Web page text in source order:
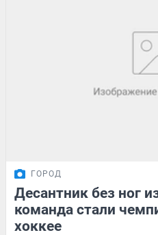
ГОРОД
Десантник без ног
команда стали
хоккее